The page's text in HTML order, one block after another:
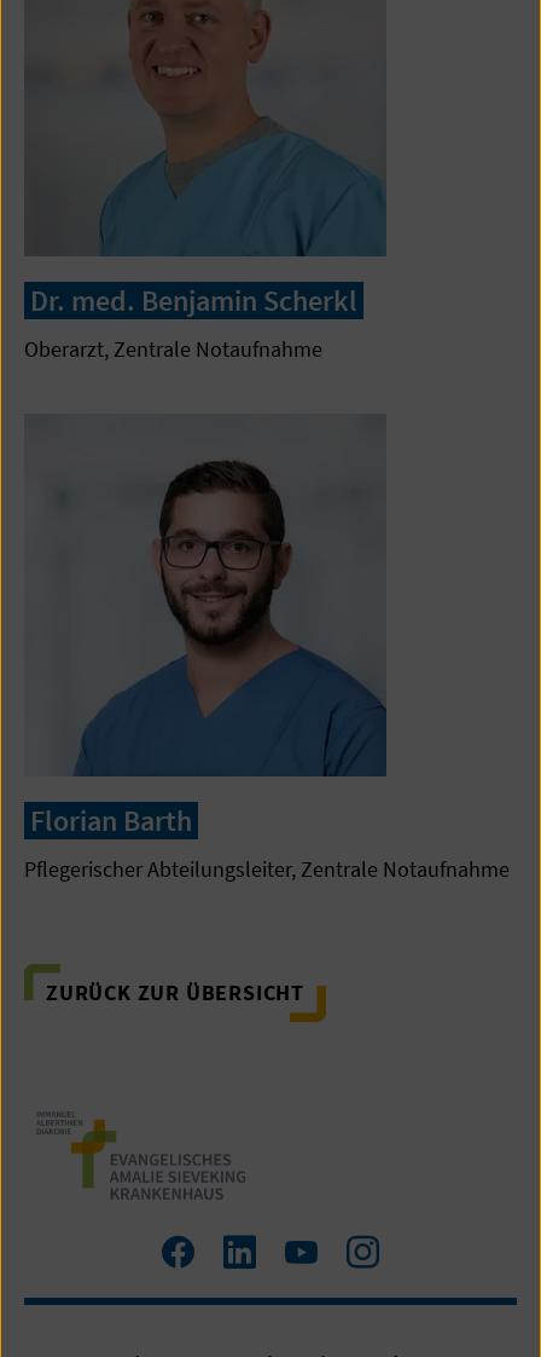
Dr. med. Benjamin Scherkl
Oberarzt, Zentrale Notaufnahme
Florian Barth
Pflegerischer Abteilungsleiter, Zentrale Notaufnahme
ZURÜCK ZUR ÜBERSICHT
Zum
Facebook
Zum
LinkedIn
Zum
YouTube
Zum
Instagram